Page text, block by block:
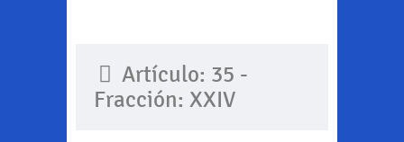
Artículo: 35 -
Fracción: XXIV